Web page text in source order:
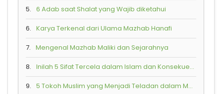
5. 6 Adab saat Shalat yang Wajib diketahui
6. Karya Terkenal dari Ulama Mazhab Hanafi
7. Mengenal Mazhab Maliki dan Sejarahnya
8. Inilah 5 Sifat Tercela dalam Islam dan Konsekuensi Buruk yang Akan Diterima
9. 5 Tokoh Muslim yang Menjadi Teladan dalam Mempraktikkan Toleransi Beragama